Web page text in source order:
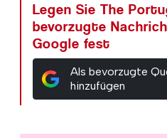
Legen Sie The
bevorzugte
Google fest
Als bevorzugte
hinzufügen